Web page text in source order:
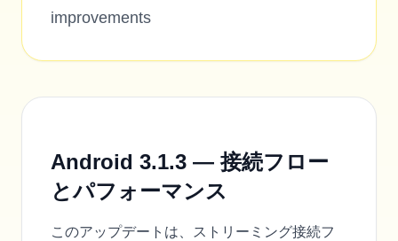
improvements
Android 3.1.3 — 接続フロー
とパフォーマンス
このアップデートは、ストリーミング接続フ